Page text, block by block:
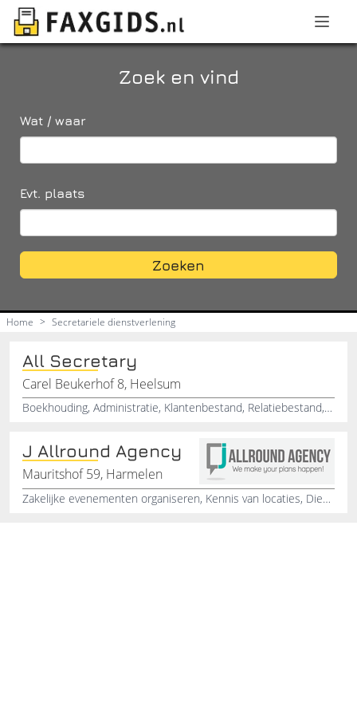
Zoek en vind
Wat / waar
Evt. plaats
Zoeken
Home > Secretariele dienstverlening
All Secretary
Carel Beukerhof 8, Heelsum
Boekhouding, Administratie, Klantenbestand, Relatiebestand, Personeelszaken, Projectmanagement, Personeelsuitje, Administratieve dienstverlening, Vergaderingen organiseren, Management assistent
J Allround Agency
Mauritshof 59, Harmelen
Zakelijke evenementen organiseren, Kennis van locaties, Dienstverlening op locatie, Maatwerk event, Organisatieadviesbureau, Professioneel bemiddelingsadvies, Communicatie, Hostess Service, Bemiddeling in vergaderzalen, Bemiddeling in zakelijke dienstverlening